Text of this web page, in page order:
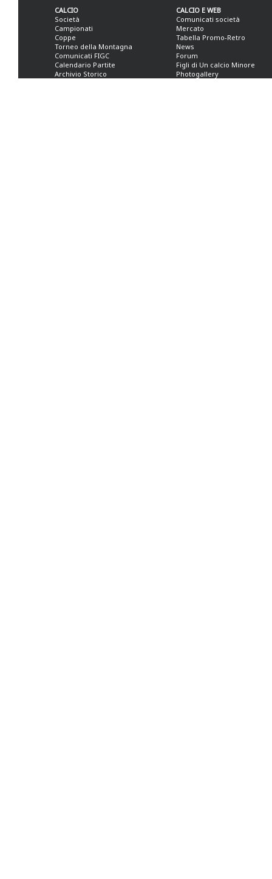
CALCIO
Società
Campionati
Coppe
Torneo della Montagna
Comunicati FIGC
Calendario Partite
Archivio Storico
CALCIO E WEB
Comunicati società
Mercato
Tabella Promo-Retro
News
Forum
Figli di Un calcio Minore
Photogallery